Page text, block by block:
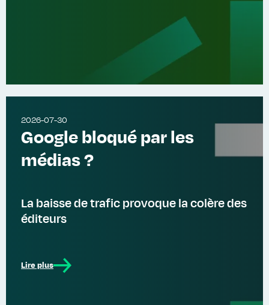
2026-07-30
Google bloqué par les
médias ?
La baisse de trafic provoque la colère des
éditeurs
Lire plus